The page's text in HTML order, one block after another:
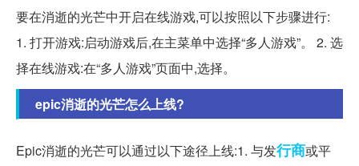
要在消逝的光芒中开启在线游戏,可以按照以下步骤进行:
1. 打开游戏:启动游戏后,在主菜单中选择“多人游戏”。 2. 选
择在线游戏:在“多人游戏”页面中,选择。
epic消逝的光芒怎么上线?
Epic消逝的光芒可以通过以下途径上线:1. 与发行商或平